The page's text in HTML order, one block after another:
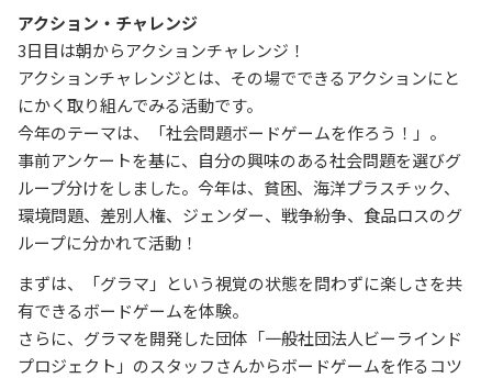
アクション・チャレンジ
3日目は朝からアクションチャレンジ！
アクションチャレンジとは、その場でできるアクションにと
にかく取り組んでみる活動です。
今年のテーマは、「社会問題ボードゲームを作ろう！」。
事前アンケートを基に、自分の興味のある社会問題を選びグ
ループ分けをしました。今年は、貧困、海洋プラスチック、
環境問題、差別人権、ジェンダー、戦争紛争、食品ロスのグ
ループに分かれて活動！
まずは、「グラマ」という視覚の状態を問わずに楽しさを共
有できるボードゲームを体験。
さらに、グラマを開発した団体「一般社団法人ビーラインド
プロジェクト」のスタッフさんからボードゲームを作るコツ